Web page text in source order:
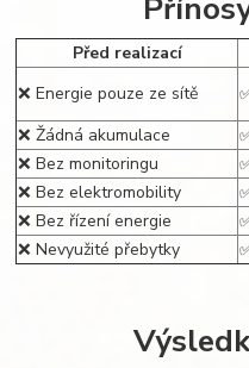
Před realizací
❌ Energie pouze ze sítě
❌ Žádná akumulace
❌ Bez monitoringu
❌ Bez elektromobility
❌ Bez řízení energie
❌ Nevyužité přebytky